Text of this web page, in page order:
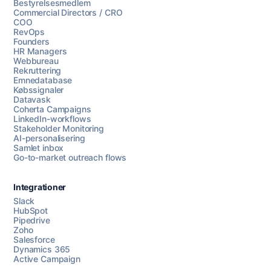
Chat med os
Bestyrelsesmedlem
Commercial Directors / CRO
COO
RevOps
Founders
HR Managers
Webbureau
Rekruttering
Emnedatabase
Købssignaler
Datavask
Coherta Campaigns
LinkedIn-workflows
Stakeholder Monitoring
AI-personalisering
Samlet inbox
Go-to-market outreach flows
Integrationer
Slack
HubSpot
Pipedrive
Zoho
Salesforce
Dynamics 365
Active Campaign